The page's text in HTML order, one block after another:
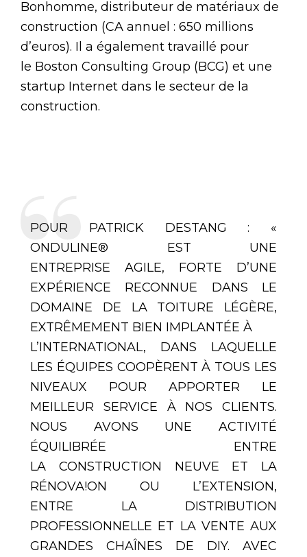
Bonhomme, distributeur de matériaux de
construction (CA annuel : 650 millions
d’euros). Il a également travaillé pour
le Boston Consulting Group (BCG) et une
startup Internet dans le secteur de la
construction.
POUR PATRICK DESTANG : «
ONDULINE® EST UNE
ENTREPRISE AGILE, FORTE D’UNE
EXPÉRIENCE RECONNUE DANS LE
DOMAINE DE LA TOITURE LÉGÈRE,
EXTRÊMEMENT BIEN IMPLANTÉE À
L’INTERNATIONAL, DANS LAQUELLE
LES ÉQUIPES COOPÈRENT À TOUS LES
NIVEAUX POUR APPORTER LE
MEILLEUR SERVICE À NOS CLIENTS.
NOUS AVONS UNE ACTIVITÉ
ÉQUILIBRÉE ENTRE
LA CONSTRUCTION NEUVE ET LA
RÉNOVA!ON OU L’EXTENSION,
ENTRE LA DISTRIBUTION
PROFESSIONNELLE ET LA VENTE AUX
GRANDES CHAÎNES DE DIY. AVEC